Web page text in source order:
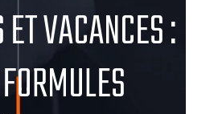
VACANCES :